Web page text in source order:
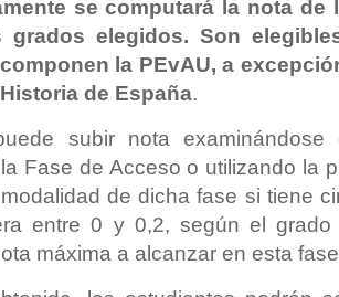
se computará la nota de
elegidos. Son
la PEvAU, a
de España.
subir nota
Fase de Acceso o utilizando la
de dicha fase si tiene
entre 0 y 0,2, según el
máxima a alcanzar en esta